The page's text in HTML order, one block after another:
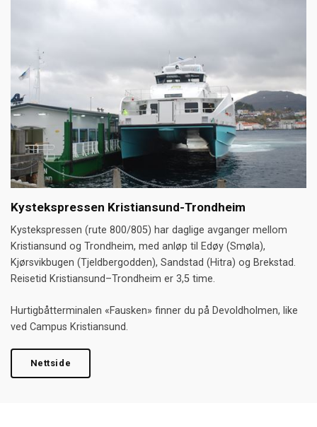
Kystekspressen Kristiansund-Trondheim
Kystekspressen (rute 800/805) har daglige avganger mellom
Kristiansund og Trondheim, med anløp til Edøy (Smøla),
Kjørsvikbugen (Tjeldbergodden), Sandstad (Hitra) og Brekstad.
Reisetid Kristiansund–Trondheim er 3,5 time.
Hurtigbåtterminalen «Fausken» finner du på Devoldholmen, like
ved Campus Kristiansund.
Nettside